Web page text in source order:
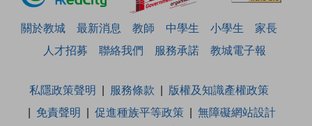
關於教城 最新消息 教師 中學生 小學生
家長
人才招募
聯絡我們 服務承諾 教城電子報
私隱政策聲明 服務條款
版權及知識產權政策
免責聲明
促進種族平等政策 無障礙網站設計